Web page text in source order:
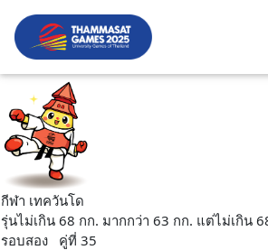
กีฬา เทควันโด
รุ่นไม่เกิน 68 กก. มากกว่า 63 กก. แต่ไม่เกิน
รอบสอง คู่ที่ 35